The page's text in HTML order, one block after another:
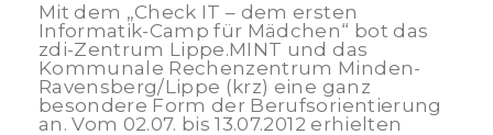
Mit dem „Check IT – dem ersten
Informatik-Camp für Mädchen“ bot das
zdi-Zentrum Lippe.MINT und das
Kommunale Rechenzentrum Minden-
Ravensberg/Lippe (krz) eine ganz
besondere Form der Berufsorientierung
an. Vom 02.07. bis 13.07.2012 erhielten